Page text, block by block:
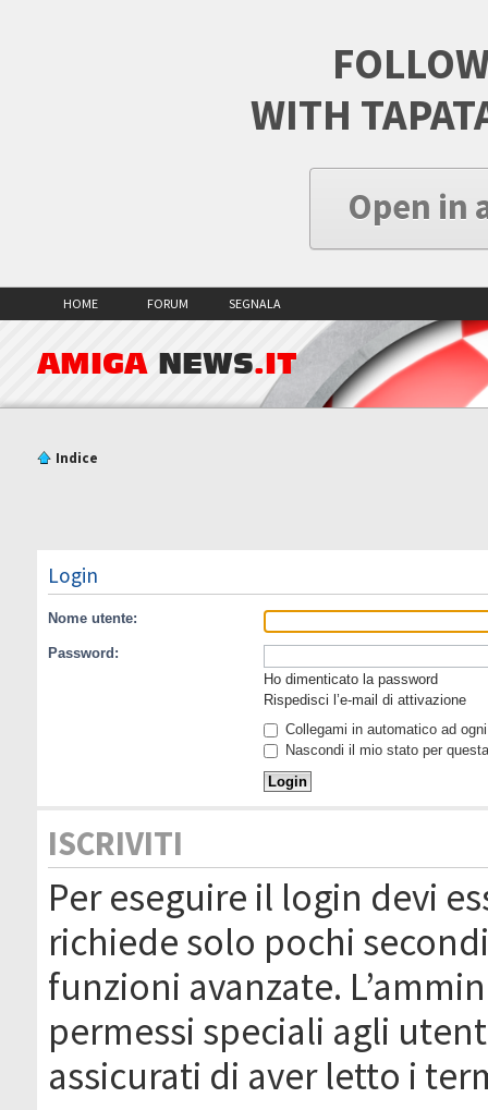
WITH
Open in
HOME FORUM SEGNALA
AMIGA NEWS.IT
Indice
Login
Nome utente:
Password:
Ho dimenticato la password
Rispedisci l’e-mail di attivazione
Collegami in automatico ad
Nascondi il mio stato per
ISCRIVITI
Per eseguire il login devi
richiede solo pochi
funzioni avanzate.
permessi speciali agli
assicurati di aver letto i